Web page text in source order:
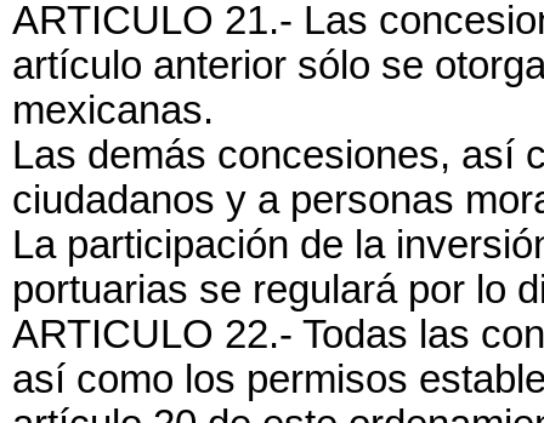
ARTICULO 21.- Las
artículo anterior sólo se
mexicanas.
Las demás concesiones, así
ciudadanos y a personas
La participación de la
portuarias se regulará por lo
ARTICULO 22.- Todas las
así como los permisos